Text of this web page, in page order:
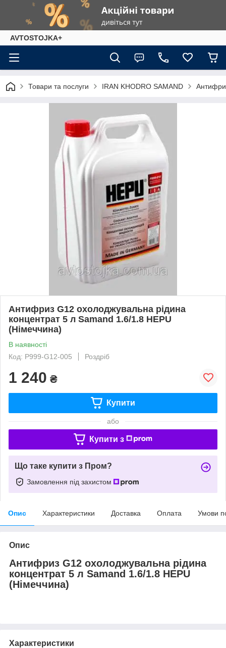
AVTOSTOJKA+
Товари та послуги IRAN KHODRO SAMAND
Антифриз G12 охолоджувальна рідина
концентрат 5 л Samand 1.6/1.8 HEPU
(Німеччина)
В наявності
Код: P999-G12-005
Роздріб
1 240 ₴
Купити
або
Купити з
Що таке купити з Пром?
Замовлення під захистом
Опис Характеристики Доставка Оплата Умови
Опис
Антифриз G12 охолоджувальна рідина
концентрат 5 л Samand 1.6/1.8 HEPU
(Німеччина)
Характеристики